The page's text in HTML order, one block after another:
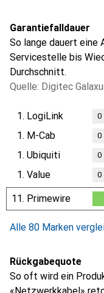
Garantiefalldauer
So lange dauert eine
Servicestelle bis
Durchschnitt.
Quelle: Digitec
1. LogiLink 0
1. M-Cab 0
1. Ubiquiti 0
1. Value 0
11. Primewire
Alle 80 Marken
Rückgabequote
So oft wird ein